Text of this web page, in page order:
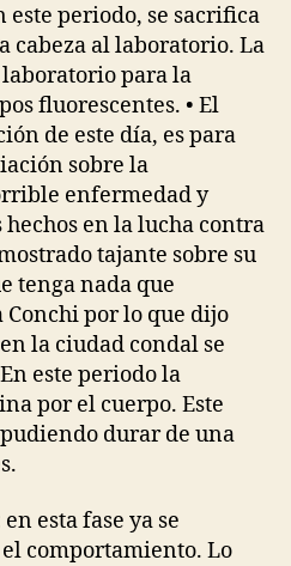
este periodo, se sacrifica
cabeza al laboratorio. La
laboratorio para la
fluorescentes. • El
de este día, es para
sobre la
enfermedad y
hechos en la lucha contra
tajante sobre su
tenga nada que
por lo que dijo
la ciudad condal se
este periodo la
por el cuerpo. Este
durar de una
esta fase ya se
comportamiento. Lo